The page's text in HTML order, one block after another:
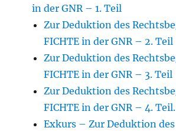
in der GNR – 1. Teil
Zur Deduktion des
FICHTE in der GNR – 2. Teil
Zur Deduktion des
FICHTE in der GNR – 3. Teil
Zur Deduktion des
FICHTE in der GNR – 4. Teil.
Exkurs – Zur Deduktion des